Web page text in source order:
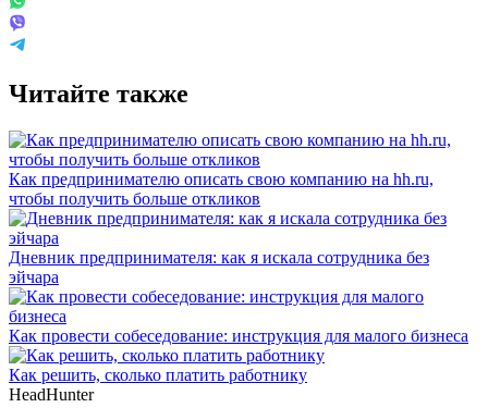
Читайте также
Как предпринимателю описать свою компанию на hh.ru,
чтобы получить больше откликов
Дневник предпринимателя: как я искала сотрудника без
эйчара
Как провести собеседование: инструкция для малого бизнеса
Как решить, сколько платить работнику
HeadHunter